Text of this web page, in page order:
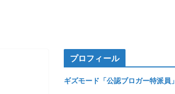
プロフィール
ギズモード「公認ブロガー特派員」